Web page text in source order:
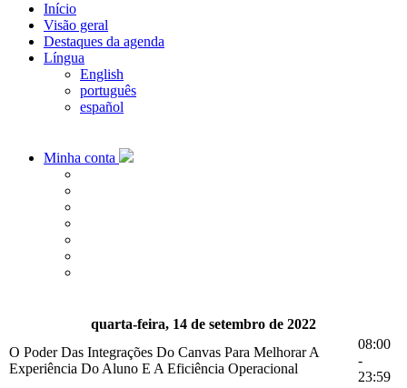
Início
Visão geral
Destaques da agenda
Língua
English
português
español
Minha conta
quarta-feira, 14 de setembro de 2022
O Poder Das Integrações Do Canvas Para Melhorar A
Experiência Do Aluno E A Eficiência Operacional
08:00
-
23:59